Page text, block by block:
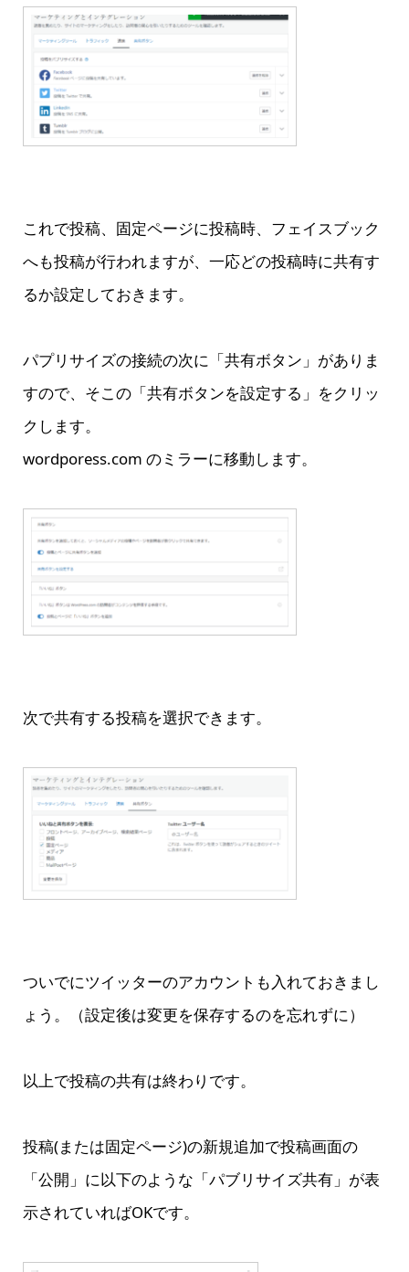
これで投稿、固定ページに投稿時、フェイスブック
へも投稿が行われますが、一応どの投稿時に共有す
るか設定しておきます。
パプリサイズの接続の次に「共有ボタン」がありま
すので、そこの「共有ボタンを設定する」をクリッ
クします。
wordporess.com のミラーに移動します。
次で共有する投稿を選択できます。
ついでにツイッターのアカウントも入れておきまし
ょう。（設定後は変更を保存するのを忘れずに）
以上で投稿の共有は終わりです。
投稿(または固定ページ)の新規追加で投稿画面の
「公開」に以下のような「パブリサイズ共有」が表
示されていればOKです。